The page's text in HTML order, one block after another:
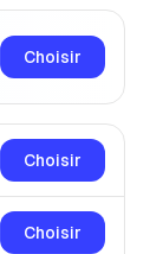
Choisir
Choisir
Choisir